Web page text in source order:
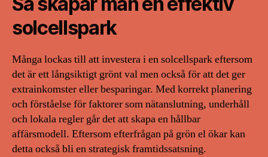
solcellspark
Många lockas till att investera i en solcellspark eftersom
det är ett långsiktigt grönt val men också för att det ger
extrainkomster eller besparingar. Med korrekt planering
och förståelse för faktorer som nätanslutning, underhåll
och lokala regler går det att skapa en hållbar
affärsmodell. Eftersom efterfrågan på grön el ökar kan
detta också bli en strategisk framtidssatsning.